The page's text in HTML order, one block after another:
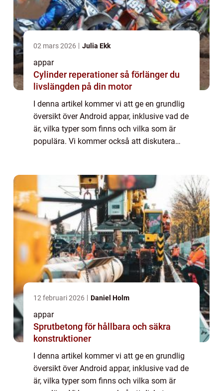
02 mars 2026 Julia Ekk
appar
Cylinder reperationer så förlänger du
livslängden på din motor
I denna artikel kommer vi att ge en grundlig
översikt över Android appar, inklusive vad de
är, vilka typer som finns och vilka som är
populära. Vi kommer också att diskutera
12 februari 2026 Daniel Holm
appar
Sprutbetong för hållbara och säkra
konstruktioner
I denna artikel kommer vi att ge en grundlig
översikt över Android appar, inklusive vad de
är, vilka typer som finns och vilka som är